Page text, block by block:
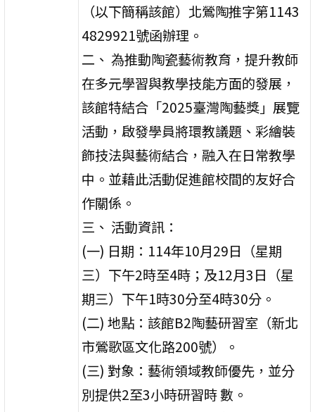
（以下簡稱該館）北鶯陶推字第1143
4829921號函辦理。
二、 為推動陶瓷藝術教育，提升教師
在多元學習與教學技能方面的發展，
該館特結合「2025臺灣陶藝獎」展覽
活動，啟發學員將環教議題、彩繪裝
飾技法與藝術結合，融入在日常教學
中。並藉此活動促進館校間的友好合
作關係。
三、 活動資訊：
(一) 日期：114年10月29日（星期
三）下午2時至4時；及12月3日（星
期三）下午1時30分至4時30分。
(二) 地點：該館B2陶藝研習室（新北
市鶯歌區文化路200號）。
(三) 對象：藝術領域教師優先，並分
別提供2至3小時研習時 數。